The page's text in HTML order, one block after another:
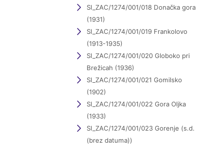
SI_ZAC/1274/001/018 Donačka gora
(1931)
SI_ZAC/1274/001/019 Frankolovo
(1913-1935)
SI_ZAC/1274/001/020 Globoko pri
Brežicah (1936)
SI_ZAC/1274/001/021 Gomilsko
(1902)
SI_ZAC/1274/001/022 Gora Oljka
(1933)
SI_ZAC/1274/001/023 Gorenje (s.d.
(brez datuma))